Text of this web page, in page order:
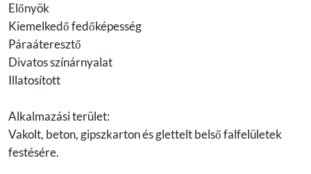
Előnyök
Kiemelkedő fedőképesség
Páraáteresztő
Divatos színárnyalat
Illatosított
Alkalmazási terület:
Vakolt, beton, gipszkarton és glettelt belső falfelületek
festésére.